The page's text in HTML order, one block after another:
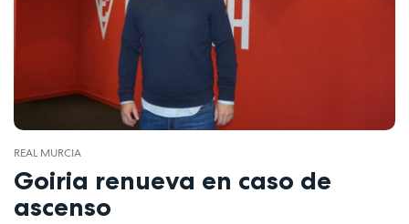
REAL MURCIA
Goiria renueva en caso de
ascenso